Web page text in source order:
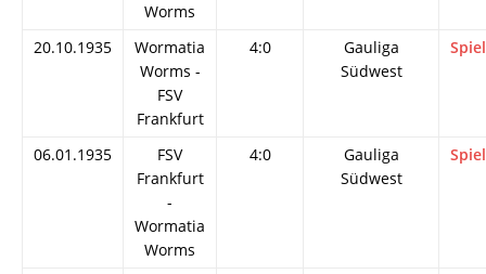
Worms
20.10.1935
Wormatia
Worms -
FSV
Frankfurt
4:0
Gauliga
Südwest
06.01.1935
FSV
Frankfurt
-
Wormatia
Worms
4:0
Gauliga
Südwest